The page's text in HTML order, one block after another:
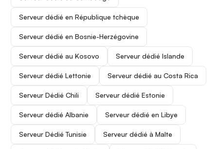
Serveur dédié en République tchèque
Serveur dédié en Bosnie-Herzégovine
Serveur dédié au Kosovo Serveur dédié Islande
Serveur dédié Lettonie Serveur dédié au Costa Rica
Serveur Dédié Chili Serveur dédié Estonie
Serveur dédié Albanie Serveur dédié en Libye
Serveur Dédié Tunisie Serveur dédié à Malte